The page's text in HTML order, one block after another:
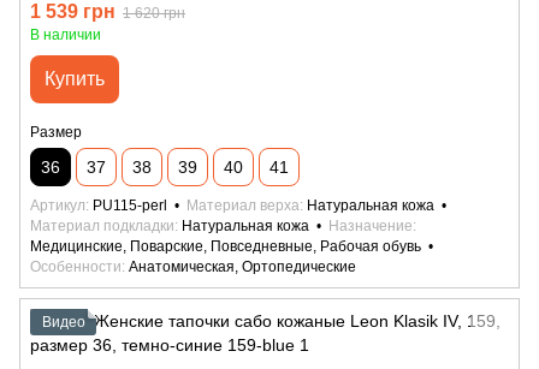
1 539 грн 1 620 грн
В наличии
Купить
Размер
36 37 38 39 40 41
Артикул PU115-perl Материал верха Натуральная кожа
Материал подкладки
Натуральная кожа
Назначение
Медицинские, Поварские, Повседневные, Рабочая обувь
Особенности Анатомическая, Ортопедические
Видео